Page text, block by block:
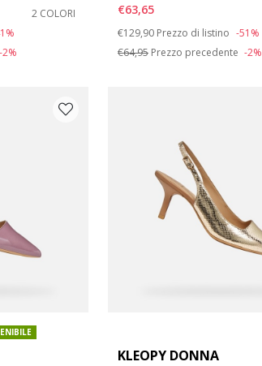
2 COLORI
-2%
€63,65
Price reduced from
€129,90 to
Prezzo di listino -51%
€64,95Prezzo precedente -2%
KLEOPY DONNA